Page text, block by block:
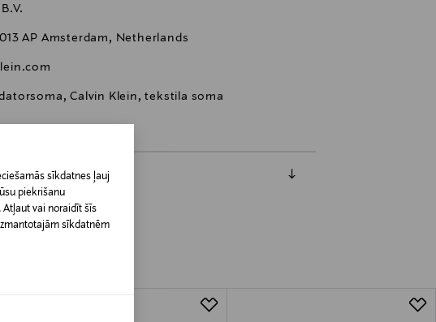
sīkdatnes ļauj
piekrišanu
vai noraidīt šīs
sīkdatnēm
AP Amsterdam, Netherlands
Calvin Klein, tekstila soma